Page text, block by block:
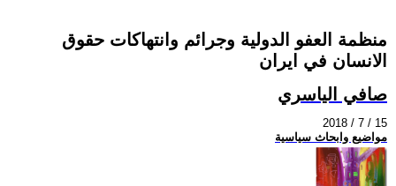
منظمة العفو الدولية وجرائم وانتهاكات حقوق
الانسان في ايران
صافي الياسري
2018 / 7 / 15
مواضيع وابحاث سياسية